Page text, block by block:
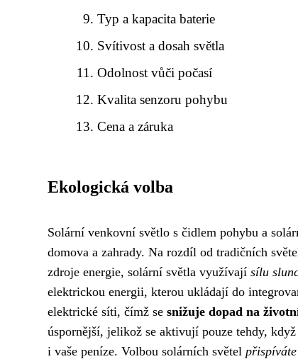
Typ a kapacita baterie
Svítivost a dosah světla
Odolnost vůči počasí
Kvalita senzoru pohybu
Cena a záruka
Ekologická volba
Solární venkovní světlo s čidlem pohybu a
domova a zahrady. Na rozdíl od tradičních
zdroje energie, solární světla využívají sílu
elektrickou energii, kterou ukládají do
elektrické síti, čímž se snižuje dopad na
úspornější, jelikož se aktivují pouze tehdy,
i vaše peníze. Volbou solárních světel